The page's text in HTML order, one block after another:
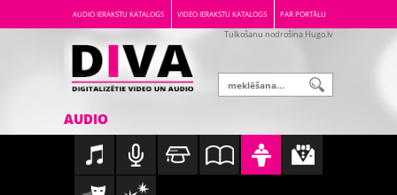
AUDIO IERAKSTU KATALOGS VIDEO IERAKSTU KATALOGS PAR PORTĀLU
Tulkošanu nodrošina Hugo.lv
AUDIO